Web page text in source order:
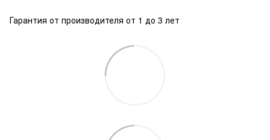
Гарантия от производителя от 1 до 3 лет